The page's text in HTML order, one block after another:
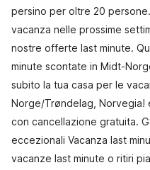
persino per oltre 20
vacanza nelle prossime
nostre offerte last minute.
minute scontate in Midt-
subito la tua casa per le
Norge/Trøndelag, Norvegia!
con cancellazione gratuita.
eccezionali Vacanza last
vacanze last minute o ritiri